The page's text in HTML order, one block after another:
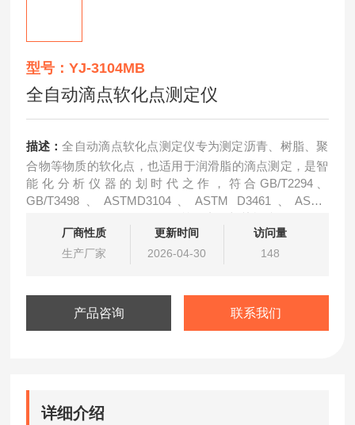
型号：YJ-3104MB
全自动滴点软化点测定仪
描述：全自动滴点软化点测定仪专为测定沥青、树脂、聚
合物等物质的软化点，也适用于润滑脂的滴点测定，是智
能化分析仪器的划时代之作，符合GB/T2294、
GB/T3498、ASTMD3104、ASTM D3461、ASTM
厂商性质
生产厂家
更新时间
2026-04-30
访问量
148
产品咨询 联系我们
详细介绍